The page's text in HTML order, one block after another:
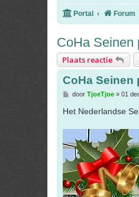
Portal Forum
CoHa Seinen
Plaats reactie
CoHa Seinen
B
r
i
door TjoeTjoe» 01
Het Nederlandse